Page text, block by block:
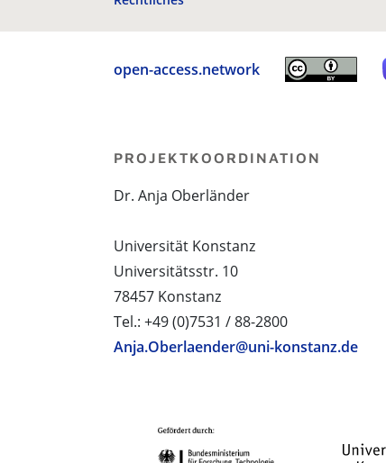
open-access.network
PROJEKTKOORDINATION
Dr. Anja Oberländer
Universität Konstanz
Universitätsstr. 10
78457 Konstanz
Tel.: +49 (0)7531 / 88-2800
Anja.Oberlaender@uni-konstanz.de